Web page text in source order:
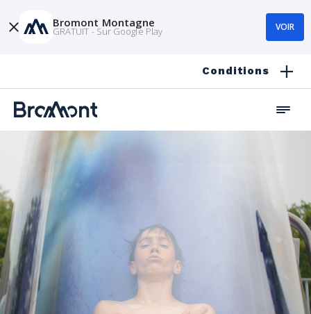
Conditions
Bromont Montagne
GRATUIT - Sur Google Play VOIR